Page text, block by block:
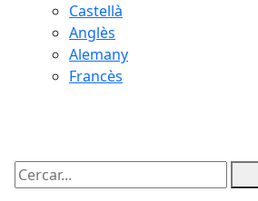
Castellà
Anglès
Alemany
Francès
Cercar: